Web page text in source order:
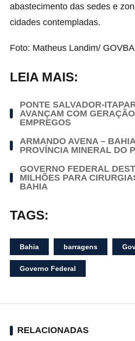
abastecimento das sedes e
cidades contempladas.
Foto: Matheus Landim/ GOVBA
LEIA MAIS:
PONTE SALVADOR-
AVANÇAM COM
EMPREGOS
ARMANDO AVENA –
PROVÍNCIA MINERAL DO
GOVERNO FEDERAL
MILHÕES PARA
BAHIA
TAGS:
Bahia barragens
Governo Federal
RELACIONADAS